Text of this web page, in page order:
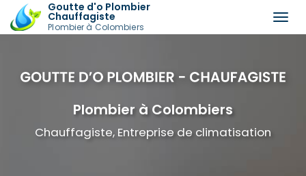
contenu
Goutte d'o Plombier
Chauffagiste
Plombier à Colombiers
Plombier à Colombiers
Chauffagiste, Entreprise de climatisation